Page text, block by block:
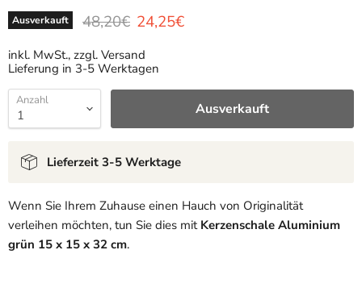
Ausverkauft Ursprünglicher Preis
48,20€ Aktueller Preis
24,25€
inkl. MwSt., zzgl. Versand
Lieferung in 3-5 Werktagen
Anzahl Ausverkauft
Lieferzeit 3-5 Werktage
Wenn Sie Ihrem Zuhause einen Hauch von Originalität
verleihen möchten, tun Sie dies mit Kerzenschale Aluminium
grün 15 x 15 x 32 cm.